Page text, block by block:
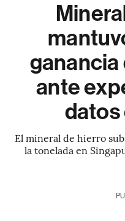
ganancia
ante
datos
El mineral de hierro
la tonelada en